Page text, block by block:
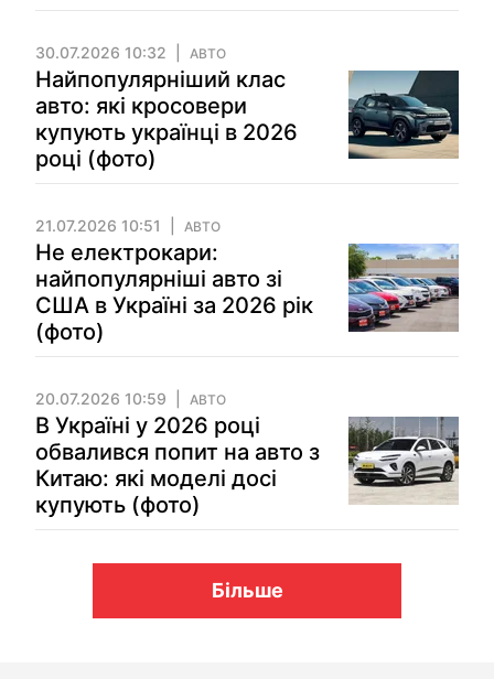
30.07.2026 10:32 АВТО
Найпопулярніший клас
авто: які кросовери
купують українці в 2026
році (фото)
21.07.2026 10:51 АВТО
Не електрокари:
найпопулярніші авто зі
США в Україні за 2026 рік
(фото)
20.07.2026 10:59 АВТО
В Україні у 2026 році
обвалився попит на авто з
Китаю: які моделі досі
купують (фото)
Більше